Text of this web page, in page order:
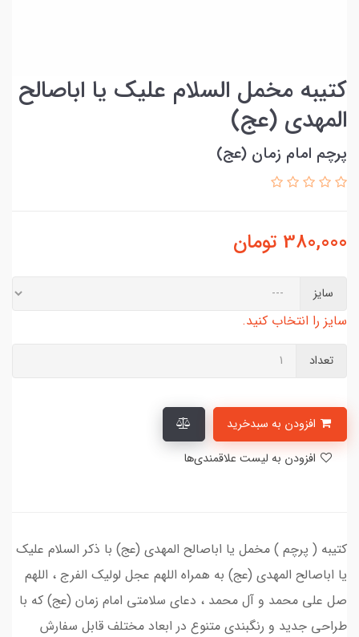
کتیبه مخمل السلام علیک یا اباصالح
المهدی (عج)
پرچم امام زمان (عج)
380,000 تومان
سایز
سایز را انتخاب کنید.
تعداد
کتیبه ( پرچم ) مخمل یا اباصالح المهدی (عج) با ذکر السلام علیک
یا اباصالح المهدی (عج) به همراه اللهم عجل لولیک الفرج ، اللهم
صل علی محمد و آل محمد ، دعای سلامتی امام زمان (عج) که با
طراحی جدید و رنگبندی متنوع در ابعاد مختلف قابل سفارش